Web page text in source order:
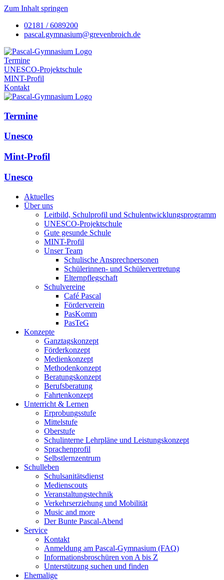
Zum Inhalt springen
02181 / 6089200
pascal.gymnasium@grevenbroich.de
Termine
UNESCO-Projektschule
MINT-Profil
Kontakt
Termine
Unesco
Mint-Profil
Unesco
Aktuelles
Über uns
Leitbild, Schulprofil und Schulentwicklungsprogramm
UNESCO-Projektschule
Gute gesunde Schule
MINT-Profil
Unser Team
Schulische Ansprechpersonen
Schülerinnen- und Schülervertretung
Elternpflegschaft
Schulvereine
Café Pascal
Förderverein
PasKomm
PasTeG
Konzepte
Ganztagskonzept
Förderkonzept
Medienkonzept
Methodenkonzept
Beratungskonzept
Berufsberatung
Fahrtenkonzept
Unterricht & Lernen
Erprobungsstufe
Mittelstufe
Oberstufe
Schulinterne Lehrpläne und Leistungskonzept
Sprachenprofil
Selbstlernzentrum
Schulleben
Schulsanitätsdienst
Medienscouts
Veranstaltungstechnik
Verkehrserziehung und Mobilität
Music and more
Der Bunte Pascal-Abend
Service
Kontakt
Anmeldung am Pascal-Gymnasium (FAQ)
Informationsbroschüren von A bis Z
Unterstützung suchen und finden
Ehemalige